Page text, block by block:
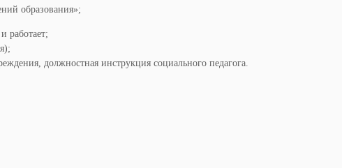
образования»;
работает;
должностная инструкция социального педагога.